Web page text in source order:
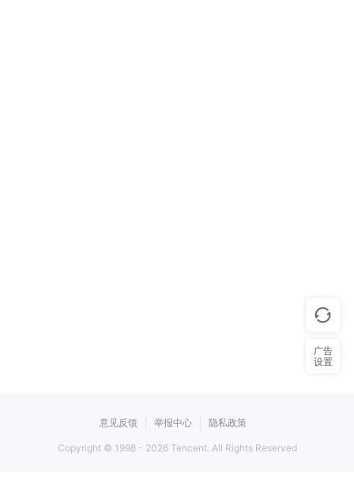
意见反馈 举报中心 隐私政策
Copyright © 1998 - 2026Tencent. All Rights Reserved
广告
设置